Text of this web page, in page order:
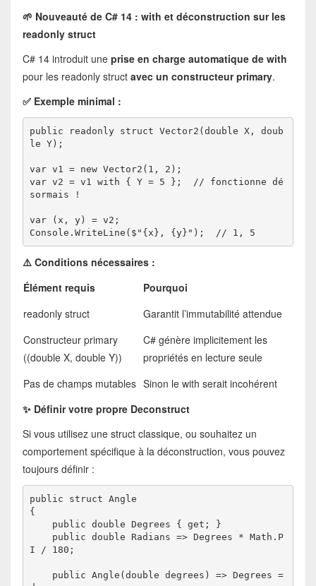
🌱 Nouveauté de C# 14 : with et déconstruction sur les
readonly struct
C# 14 introduit une prise en charge automatique de with
pour les readonly struct avec un constructeur primary.
✅ Exemple minimal :
public readonly struct Vector2(double X, doub
le Y);
var v1 = new Vector2(1, 2);
var v2 = v1 with { Y = 5 };  // fonctionne dé
sormais !
var (x, y) = v2;
Console.WriteLine($"{x}, {y}");  // 1, 5
⚠️ Conditions nécessaires :
Élément requis
Pourquoi
readonly struct
Garantit l’immutabilité attendue
Constructeur primary
((double X, double Y))
C# génère implicitement les
propriétés en lecture seule
Pas de champs mutables Sinon le with serait incohérent
✨ Définir votre propre Deconstruct
Si vous utilisez une struct classique, ou souhaitez un
comportement spécifique à la déconstruction, vous pouvez
toujours définir :
public struct Angle
{
public double Degrees { get; }
public double Radians => Degrees * Math.P
I / 180;
public Angle(double degrees) => Degrees =